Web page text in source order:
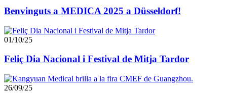
Benvinguts a MEDICA 2025 a Düsseldorf!
01/10/25
Feliç Dia Nacional i Festival de Mitja Tardor
26/09/25